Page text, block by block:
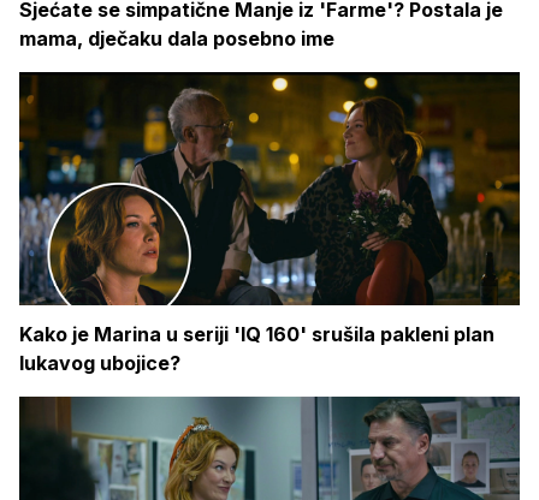
Sjećate se simpatične Manje iz 'Farme'? Postala je
mama, dječaku dala posebno ime
Kako je Marina u seriji 'IQ 160' srušila pakleni plan
lukavog ubojice?